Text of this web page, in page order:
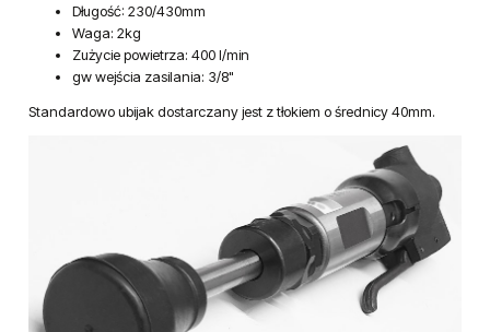
Długość: 230/430mm
Waga: 2kg
Zużycie powietrza: 400 l/min
gw wejścia zasilania: 3/8"
Standardowo ubijak dostarczany jest z tłokiem o średnicy 40mm.